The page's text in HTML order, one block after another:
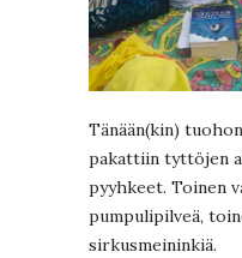
Tänään(kin)
pakattiin tyttöjen
pyyhkeet. Toinen
pumpulipilveä,
sirkusmeininkiä.